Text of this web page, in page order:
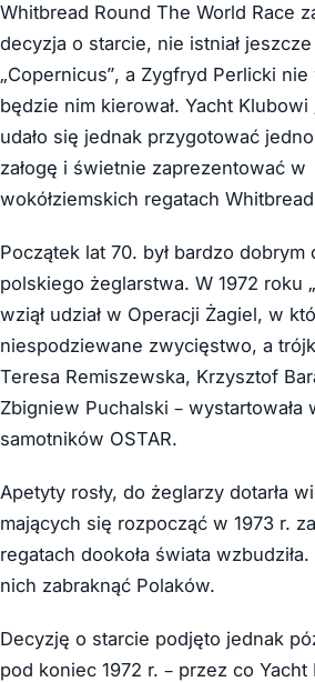
Whitbread Round The World Race
decyzja o starcie, nie istniał
„Copernicus”, a Zygfryd Perlicki nie
będzie nim kierował. Yacht Klubowi
udało się jednak przygotować
załogę i świetnie zaprezentować w
wokółziemskich regatach
Początek lat 70. był bardzo dobrym
polskiego żeglarstwa. W 1972 roku
wziął udział w Operacji Żagiel, w
niespodziewane zwycięstwo, a
Teresa Remiszewska, Krzysztof
Zbigniew Puchalski – wystartowała
samotników OSTAR.
Apetyty rosły, do żeglarzy dotarła
mających się rozpocząć w 1973 r.
regatach dookoła świata wzbudziła.
nich zabraknąć Polaków.
Decyzję o starcie podjęto jednak
pod koniec 1972 r. – przez co Yacht